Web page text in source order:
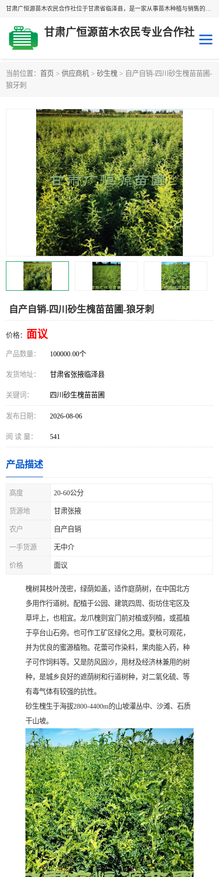
甘肃广恒源苗木农民合作社位于甘肃省临泽县，是一家从事苗木种植与销售的农民合作组织，合作社拥有苗木基地1500多亩，种植苗木品种40多个，年产各类苗木2000多万株。主营：白刺苗、红柳苗、梭梭苗等，我们以“种植一流的苗子，诚信经营”的经营理念，竭诚为每一位客户做优质的服务，欢迎来电咨询！
甘肃广恒源苗木农民专业合作社
当前位置： 首页 > 供应商机 > 砂生槐 > 自产自销-四川砂生槐苗苗圃-
狼牙刺
自产自销-四川砂生槐苗苗圃-狼牙刺
价格： 面议
产品数量： 100000.00个
发货地址： 甘肃省张掖临泽县
关键词： 四川砂生槐苗苗圃
发布日期： 2026-08-06
阅 读 量： 541
产品描述
高度 20-60公分
货源地 甘肃张掖
农户 自产自销
一手货源 无中介
价格 面议
槐树其枝叶茂密，绿荫如盖，适作庭荫树，在中国北方
多用作行道树。配植于公园、建筑四周、街坊住宅区及
草坪上，也相宜。龙爪槐则宜门前对植或列植，或孤植
于亭台山石旁。也可作工矿区绿化之用。夏秋可观花，
并为优良的蜜源植物。花蕾可作染料，果肉能入药，种
子可作饲料等。又是防风固沙，用材及经济林兼用的树
种，是城乡良好的遮荫树和行道树种，对二氧化硫、等
有毒气体有较强的抗性。
砂生槐生于海拔2800-4400m的山坡灌丛中、沙滩、石质
干山坡。
新疆杨
圆冠榆 柠条
白刺苗
沙枣树 红柳苗
沙棘苗 柽柳苗
砂生槐 四翅滨藜